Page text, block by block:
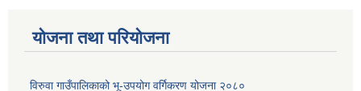
योजना तथा परियोजना
विरुवा गाउँपालिकाको भू-उपयोग वर्गिकरण योजना २०८०